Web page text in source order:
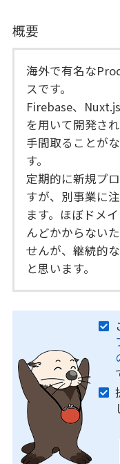
概要
海外で有名な
スです。
Firebase、
を用いて開発さ
手間取ることが
す。
定期的に新規プ
すが、別事業に
ます。ほぼドメ
んどかからない
せんが、継続的
と思います。